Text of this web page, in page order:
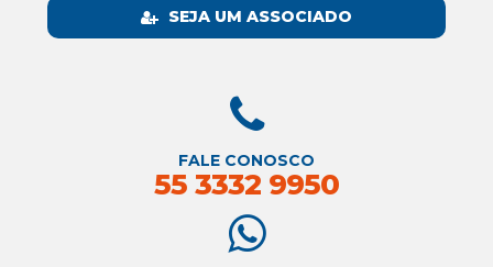
SEJA UM ASSOCIADO
FALE CONOSCO
55 3332 9950